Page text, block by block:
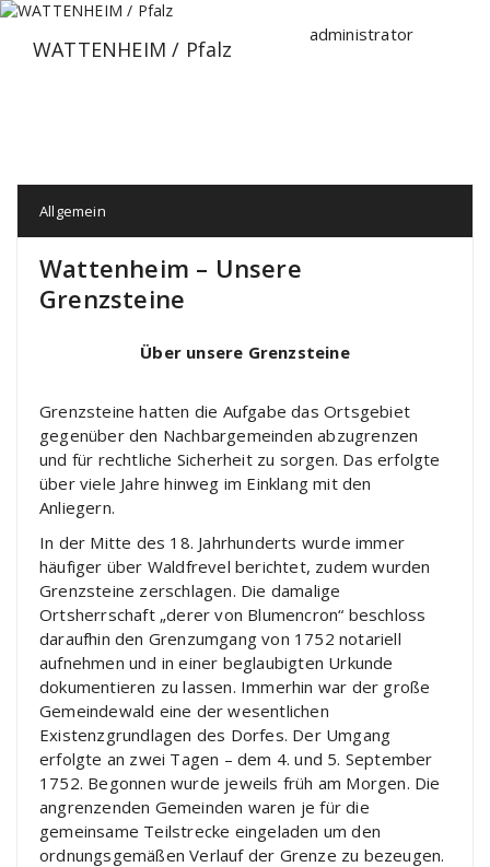
Zum
springenWATTENHEIM / Pfalz
administrator
Allgemein
Wattenheim – Unsere
Grenzsteine
Über unsere Grenzsteine
Grenzsteine hatten die Aufgabe das Ortsgebiet
gegenüber den Nachbargemeinden abzugrenzen
und für rechtliche Sicherheit zu sorgen. Das erfolgte
über viele Jahre hinweg im Einklang mit den
Anliegern.
In der Mitte des 18. Jahrhunderts wurde immer
häufiger über Waldfrevel berichtet, zudem wurden
Grenzsteine zerschlagen. Die damalige
Ortsherrschaft „derer von Blumencron“ beschloss
daraufhin den Grenzumgang von 1752 notariell
aufnehmen und in einer beglaubigten Urkunde
dokumentieren zu lassen. Immerhin war der große
Gemeindewald eine der wesentlichen
Existenzgrundlagen des Dorfes. Der Umgang
erfolgte an zwei Tagen – dem 4. und 5. September
1752. Begonnen wurde jeweils früh am Morgen. Die
angrenzenden Gemeinden waren je für die
gemeinsame Teilstrecke eingeladen um den
ordnungsgemäßen Verlauf der Grenze zu bezeugen.